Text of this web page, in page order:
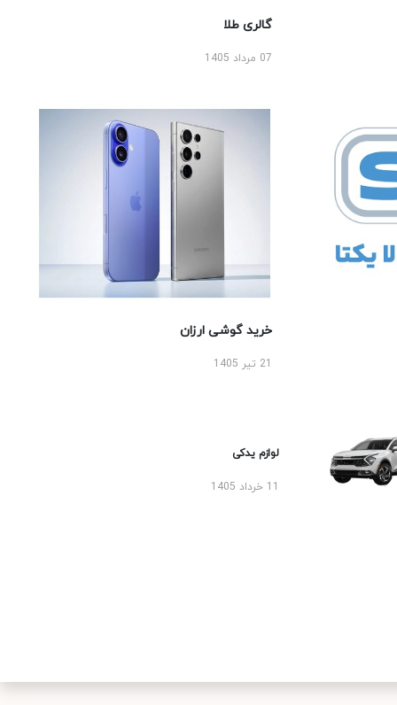
گالری طلا
07 مرداد 1405
خرید گوشی ارزان
لوازم یدکی